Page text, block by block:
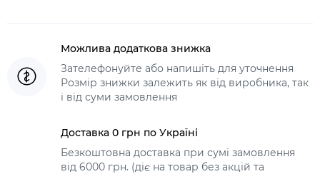
Можлива додаткова знижка
Зателефонуйте або напишіть для уточнення
Розмір знижки залежить як від виробника, так
і від суми замовлення
Доставка 0 грн по Україні
Безкоштовна доставка при сумі замовлення
від 6000 грн. (діє на товар без акцій та